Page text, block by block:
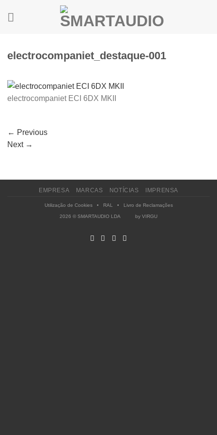
electrocompaniet_destaque-001
electrocompaniet ECI 6DX MKII
← Previous
Next →
EMPRESA MARCAS NOTÍCIAS IMPRENSA
Utilização de Cookies• RAL • Livro de Reclamações
2026 © SMARTAUDIO LDA by VIRGU